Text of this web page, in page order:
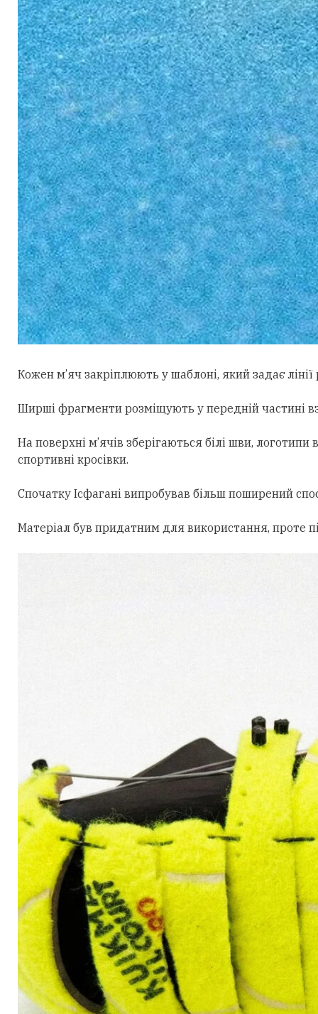
Кожен м’яч закріплюють у шаблоні, який задає
Ширші фрагменти розміщують у передній частині
На поверхні м’ячів зберігаються білі шви,
спортивні кросівки.
Спочатку Ісфагані випробував більш поширений
Матеріал був придатним для використання, проте